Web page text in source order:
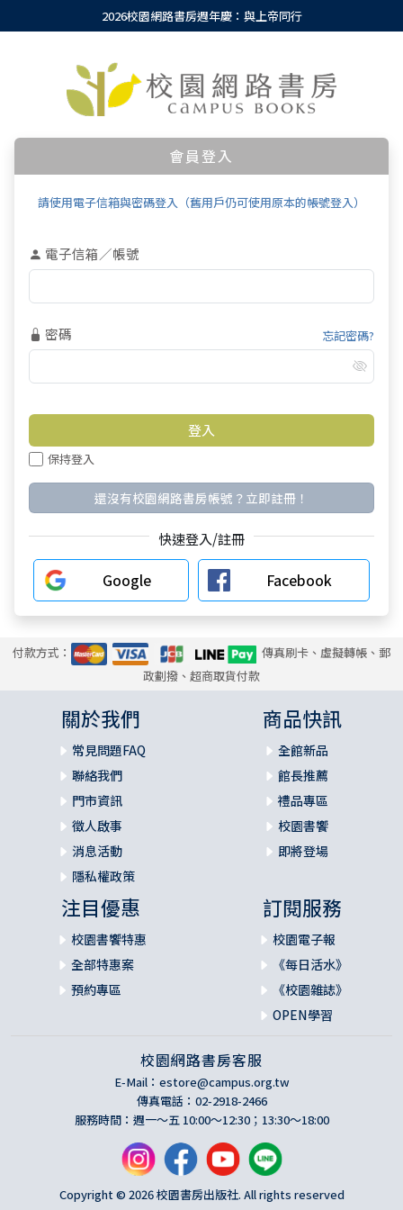
2026校園網路書房週年慶：與上帝同行
會員登入
請使用電子信箱與密碼登入（舊用戶仍可使用原本的帳號登入）
電子信箱／帳號
密碼 忘記密碼?
保持登入
還沒有校園網路書房帳號？立即註冊！
快速登入/註冊
Google Facebook
付款方式：
傳真刷卡、虛擬轉帳、郵
政劃撥、超商取貨付款
關於我們
常見問題FAQ
聯絡我們
門市資訊
徵人啟事
消息活動
隱私權政策
商品快訊
全館新品
館長推薦
禮品專區
校園書饗
即將登場
注目優惠
校園書饗特惠
全部特惠案
預約專區
訂閱服務
校園電子報
《每日活水》
《校園雜誌》
OPEN學習
校園網路書房客服
E-Mail： estore@campus.org.tw
傳真電話：02-2918-2466
服務時間：週一～五 10:00～12:30；13:30～18:00
Copyright © 2026 校園書房出版社. All rights reserved